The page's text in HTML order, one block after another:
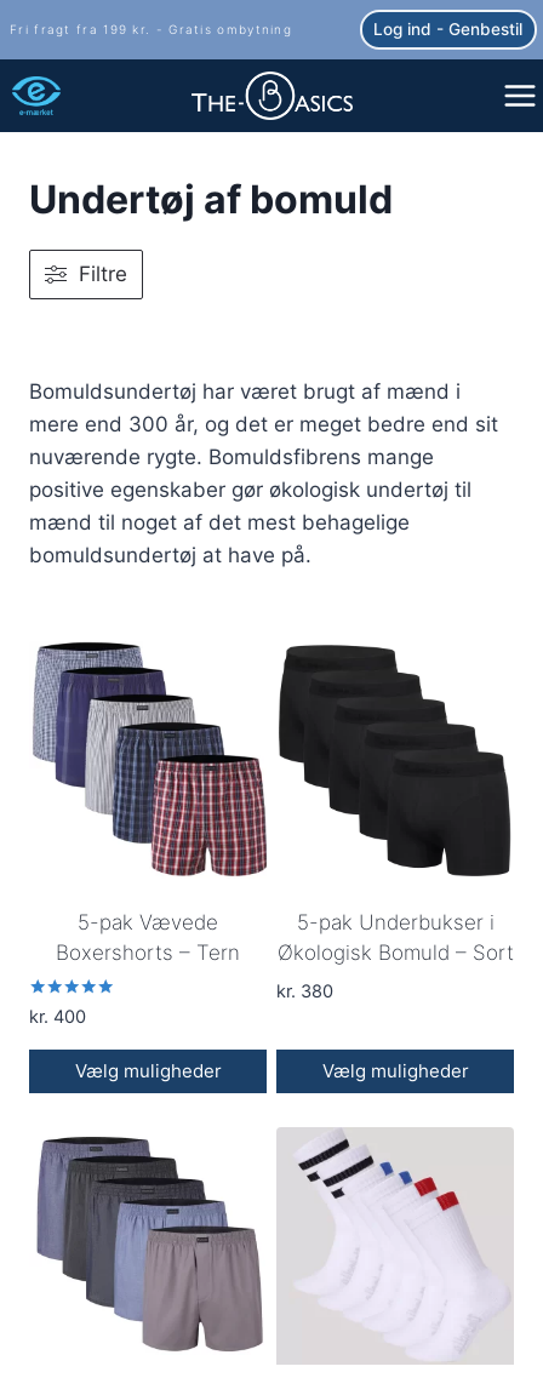
indhold
Fri fragt fra 199 kr. - Gratis ombytning Log ind - Genbestil
Undertøj af bomuld
Filtre
Bomuldsundertøj har været brugt af mænd i
mere end 300 år, og det er meget bedre end sit
nuværende rygte. Bomuldsfibrens mange
positive egenskaber gør økologisk undertøj til
mænd til noget af det mest behagelige
bomuldsundertøj at have på.
5-pak Vævede
Boxershorts – Tern
Vurderet
5.00
ud af 5
kr. 400
Vælg muligheder
vare
har
flere
varianter.
Mulighederne
5-pak Underbukser i
Økologisk Bomuld – Sort
kr. 380
Vælg muligheder
har
Mulighederne
på